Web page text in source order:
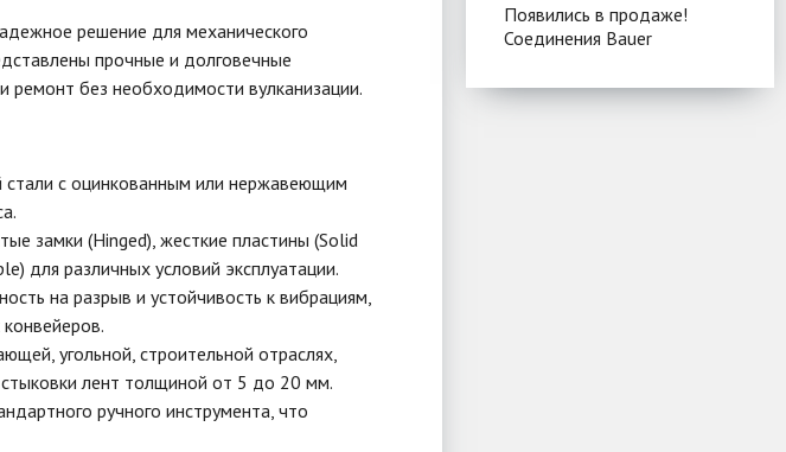
решение для механического
прочные и долговечные
без необходимости вулканизации.
стали с оцинкованным или нержавеющим
замки (Hinged), жесткие пластины (Solid
для различных условий эксплуатации.
на разрыв и устойчивость к вибрациям,
угольной, строительной отраслях,
лент толщиной от 5 до 20 мм.
ручного инструмента, что
Появились в продаже!
Соединения Bauer